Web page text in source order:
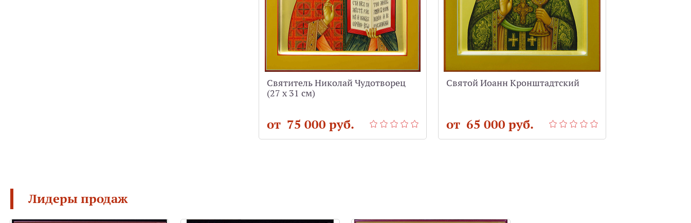
Святитель Николай Чудотворец
(27 х 31 см)
от 75 000 руб.
Святой Иоанн Кронштадтский
от 65 000 руб.
Лидеры продаж